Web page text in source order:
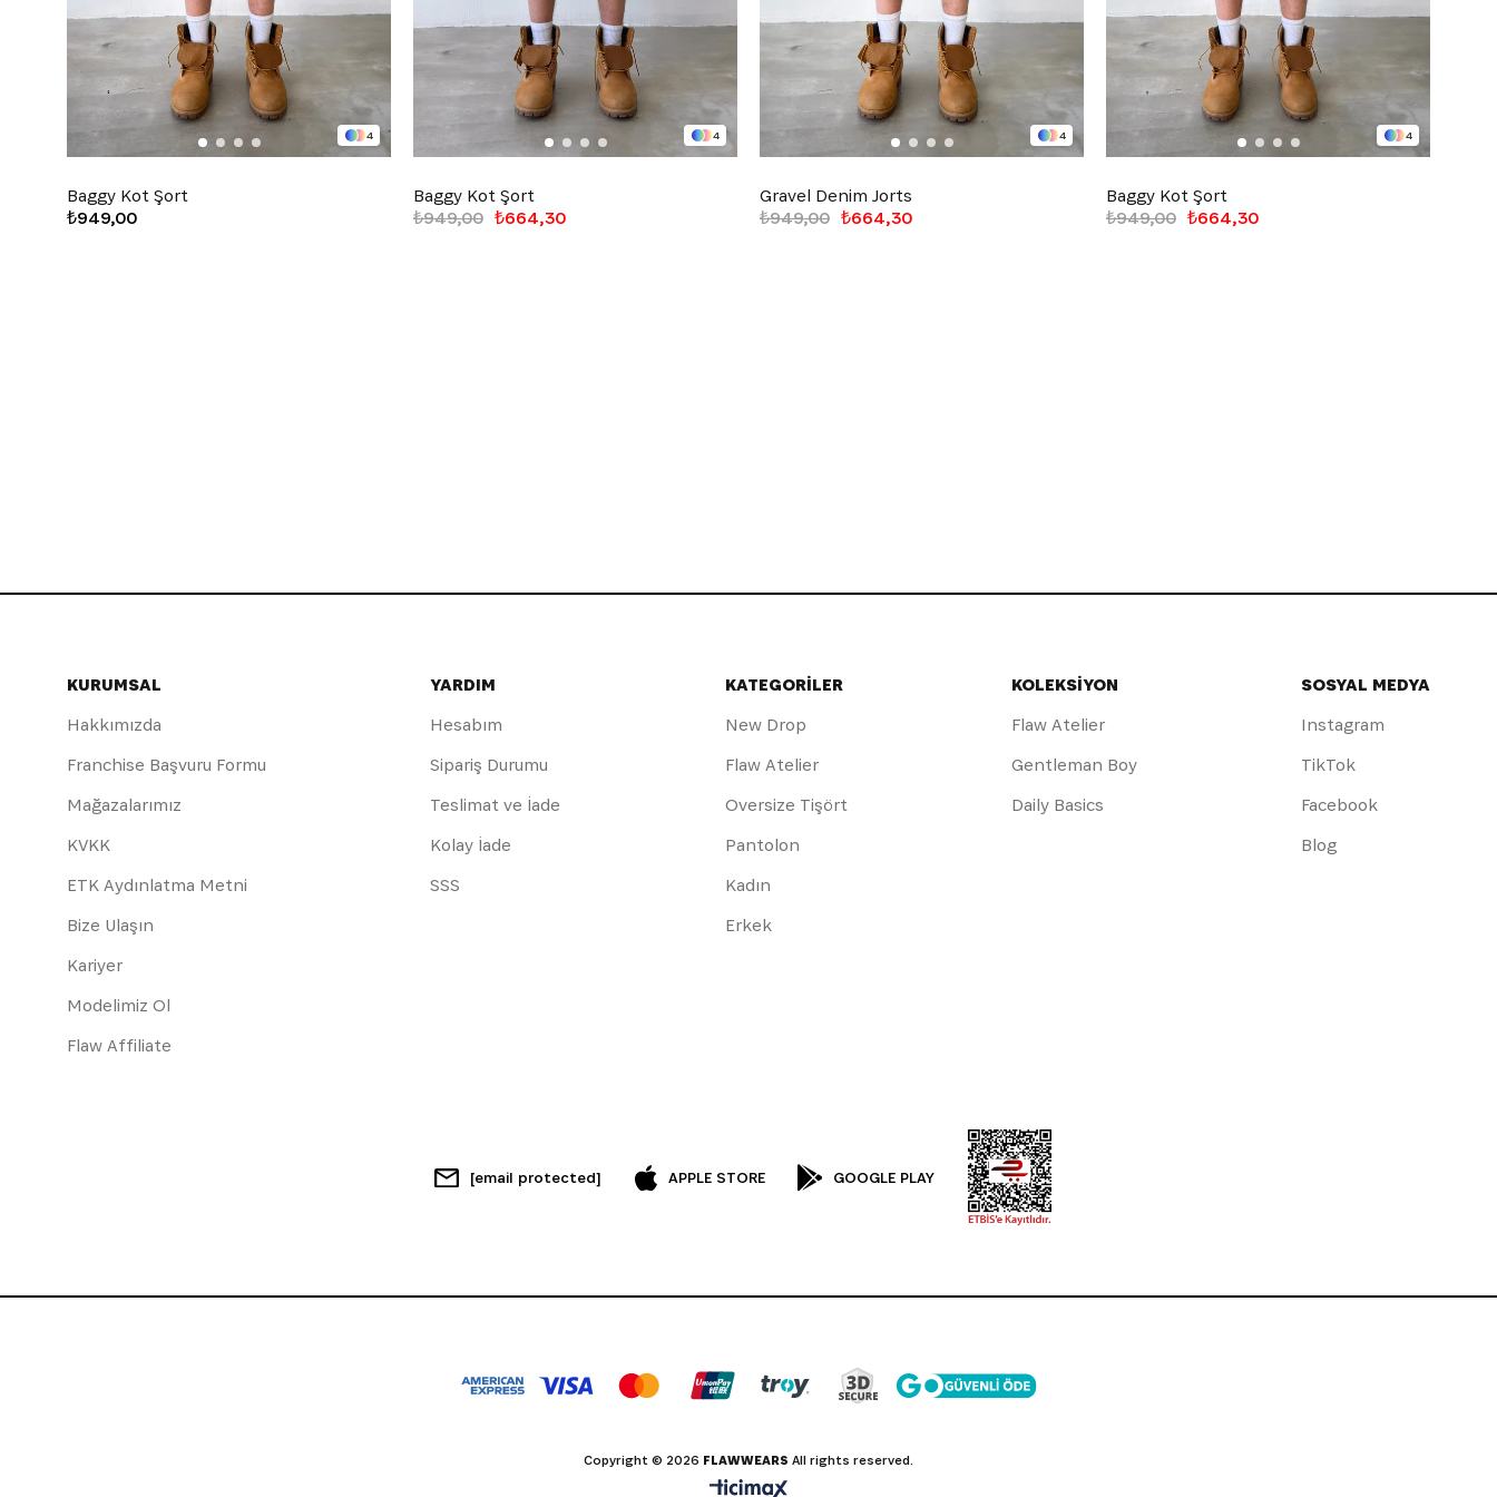
4
Baggy Kot Şort
₺949,00
4
Baggy Kot Şort
₺664,30
₺949,00
4
Gravel Denim Jorts
₺664,30
₺949,00
4
Baggy Kot Şort
₺664,30
₺949,00
KURUMSAL
Hakkımızda
Franchise Başvuru Formu
Mağazalarımız
KVKK
ETK Aydınlatma Metni
Bize Ulaşın
Kariyer
Modelimiz Ol
Flaw Affiliate
YARDIM
Hesabım
Sipariş Durumu
Teslimat ve İade
Kolay İade
SSS
KATEGORİLER
New Drop
Flaw Atelier
Oversize Tişört
Pantolon
Kadın
Erkek
KOLEKSİYON
Flaw Atelier
Gentleman Boy
Daily Basics
SOSYAL MEDYA
Instagram
TikTok
Facebook
Blog
[email protected] APPLE STORE GOOGLE PLAY
Copyright © 2026 FLAWWEARS All rights reserved.